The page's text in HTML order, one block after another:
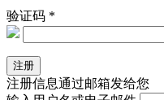
验证码 *
注册信息通过邮箱发给您